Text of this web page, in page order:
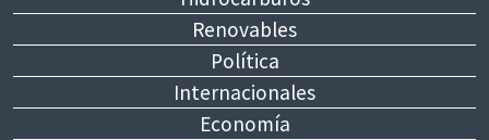
Renovables
Política
Internacionales
Economía